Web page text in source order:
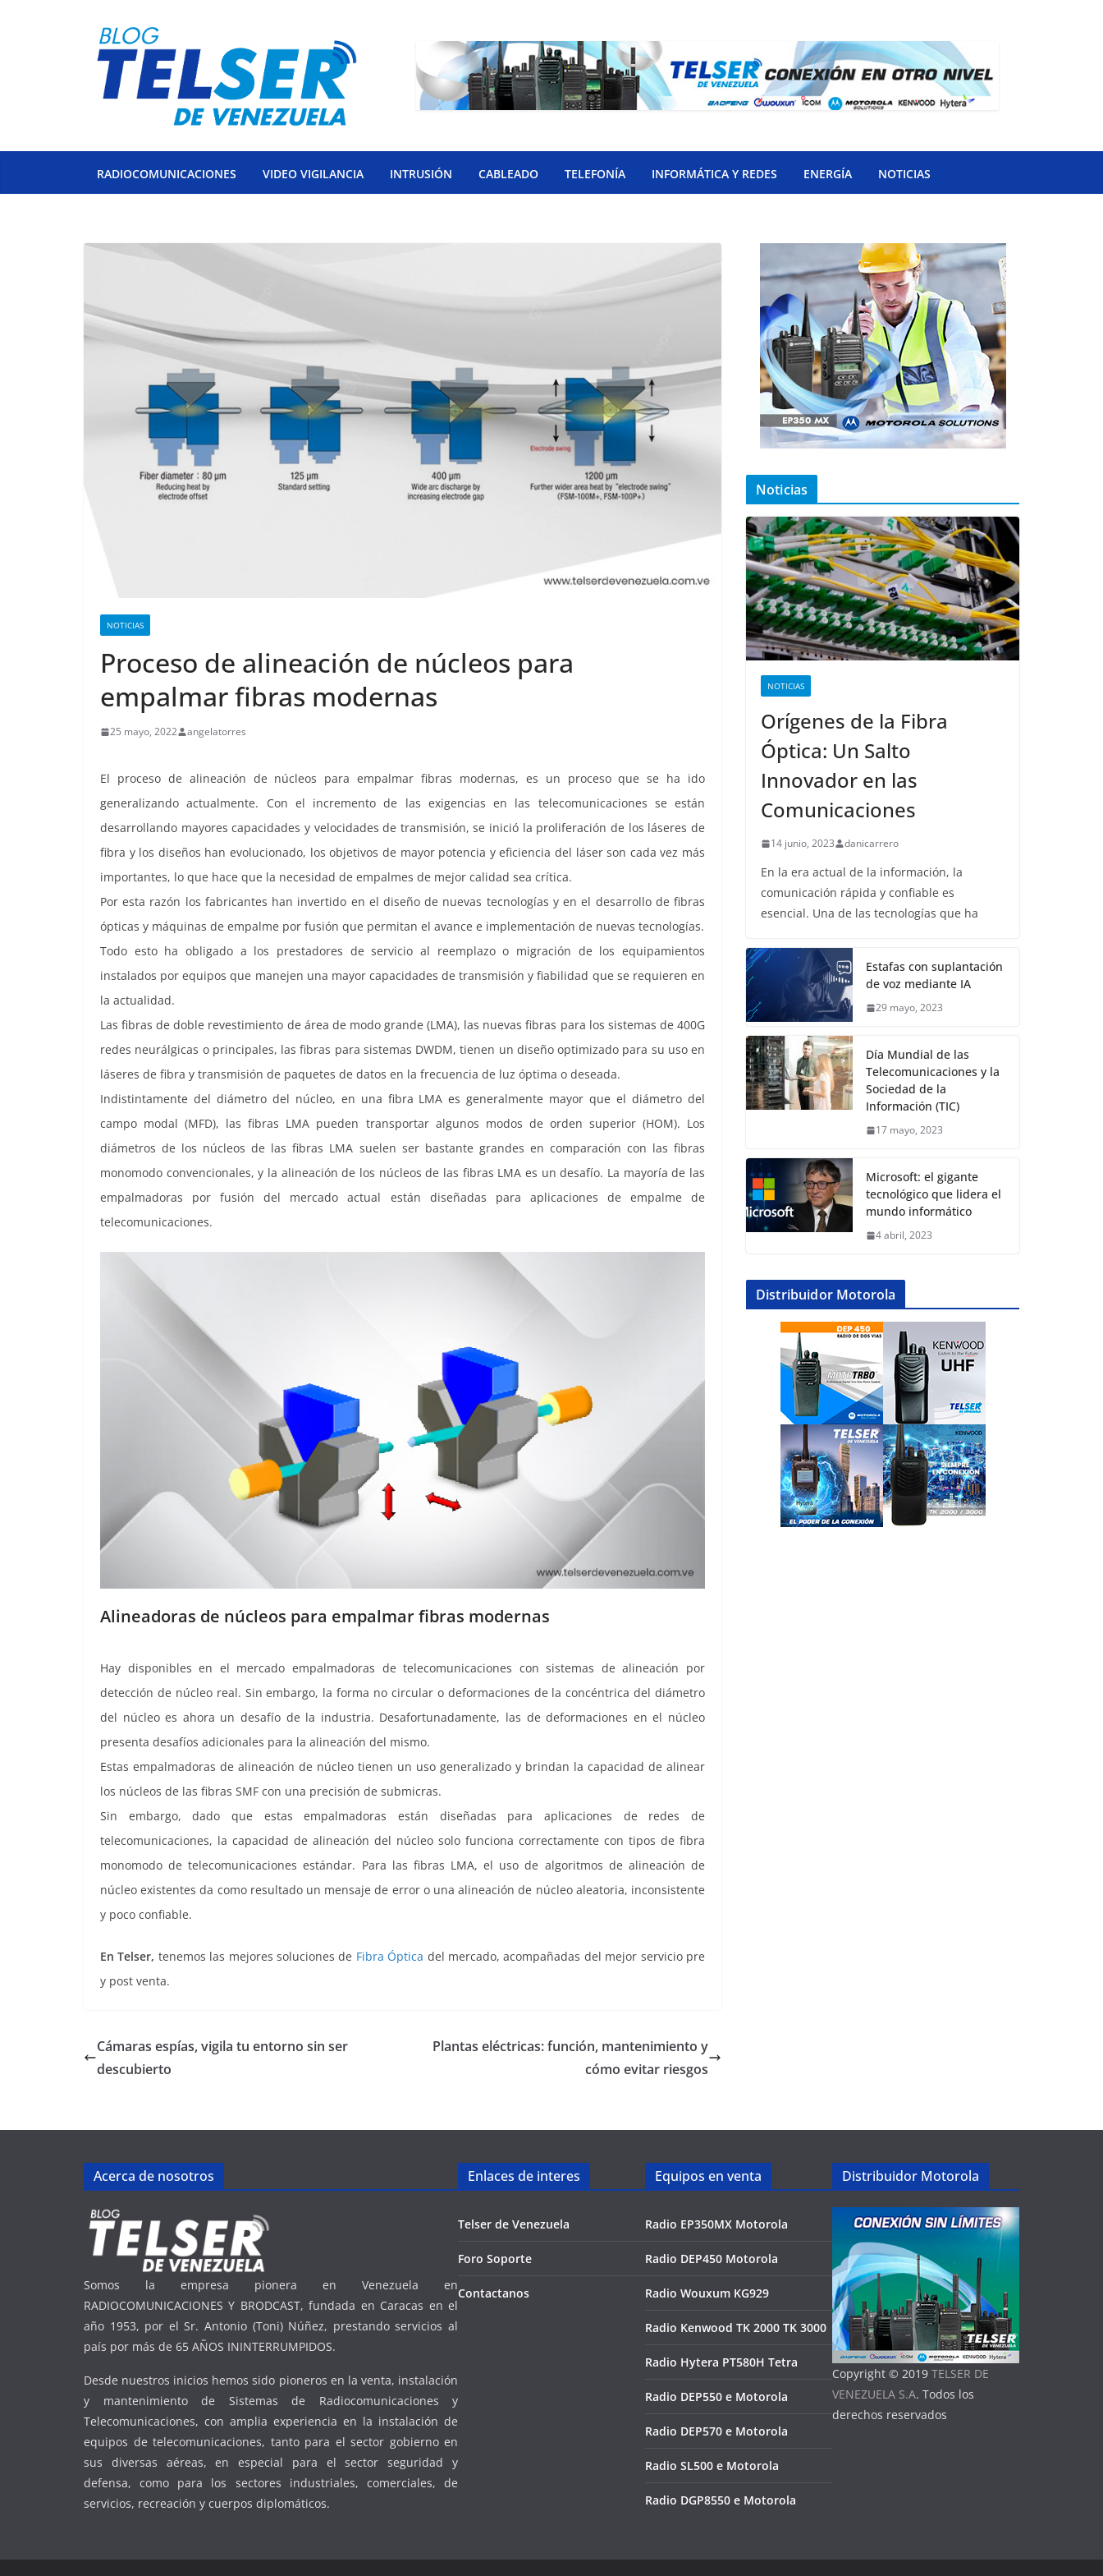
RADIOCOMUNICACIONES VIDEO VIGILANCIA INTRUSIÓN CABLEADO TELEFONÍA INFORMÁTICA Y REDES ENERGÍA NOTICIAS
NOTICIAS
Proceso de alineación de núcleos para
empalmar fibras modernas
25 mayo, 2022 angelatorres
El proceso de alineación de núcleos para empalmar fibras modernas, es un proceso que se ha ido
generalizando actualmente. Con el incremento de las exigencias en las telecomunicaciones se están
desarrollando mayores capacidades y velocidades de transmisión, se inició la proliferación de los láseres de
fibra y los diseños han evolucionado, los objetivos de mayor potencia y eficiencia del láser son cada vez más
importantes, lo que hace que la necesidad de empalmes de mejor calidad sea crítica.
Por esta razón los fabricantes han invertido en el diseño de nuevas tecnologías y en el desarrollo de fibras
ópticas y máquinas de empalme por fusión que permitan el avance e implementación de nuevas tecnologías.
Todo esto ha obligado a los prestadores de servicio al reemplazo o migración de los equipamientos
instalados por equipos que manejen una mayor capacidades de transmisión y fiabilidad que se requieren en
la actualidad.
Las fibras de doble revestimiento de área de modo grande (LMA), las nuevas fibras para los sistemas de 400G
redes neurálgicas o principales, las fibras para sistemas DWDM, tienen un diseño optimizado para su uso en
láseres de fibra y transmisión de paquetes de datos en la frecuencia de luz óptima o deseada.
Indistintamente del diámetro del núcleo, en una fibra LMA es generalmente mayor que el diámetro del
campo modal (MFD), las fibras LMA pueden transportar algunos modos de orden superior (HOM). Los
diámetros de los núcleos de las fibras LMA suelen ser bastante grandes en comparación con las fibras
monomodo convencionales, y la alineación de los núcleos de las fibras LMA es un desafío. La mayoría de las
empalmadoras por fusión del mercado actual están diseñadas para aplicaciones de empalme de
telecomunicaciones.
Alineadoras de núcleos para empalmar fibras modernas
Hay disponibles en el mercado empalmadoras de telecomunicaciones con sistemas de alineación por
detección de núcleo real. Sin embargo, la forma no circular o deformaciones de la concéntrica del diámetro
del núcleo es ahora un desafío de la industria. Desafortunadamente, las de deformaciones en el núcleo
presenta desafíos adicionales para la alineación del mismo.
Estas empalmadoras de alineación de núcleo tienen un uso generalizado y brindan la capacidad de alinear
los núcleos de las fibras SMF con una precisión de submicras.
Sin embargo, dado que estas empalmadoras están diseñadas para aplicaciones de redes de
telecomunicaciones, la capacidad de alineación del núcleo solo funciona correctamente con tipos de fibra
monomodo de telecomunicaciones estándar. Para las fibras LMA, el uso de algoritmos de alineación de
núcleo existentes da como resultado un mensaje de error o una alineación de núcleo aleatoria, inconsistente
y poco confiable.
En Telser, tenemos las mejores soluciones de Fibra Óptica del mercado, acompañadas del mejor servicio pre
y post venta.
Cámaras espías, vigila tu entorno sin ser
descubierto
Plantas eléctricas: función, mantenimiento y
cómo evitar riesgos
Noticias
NOTICIAS
Orígenes de la Fibra
Óptica: Un Salto
Innovador en las
Comunicaciones
14 junio, 2023 danicarrero
En la era actual de la información, la
comunicación rápida y confiable es
esencial. Una de las tecnologías que ha
Estafas con suplantación
de voz mediante IA
29 mayo, 2023
Día Mundial de las
Telecomunicaciones y la
Sociedad de la
Información (TIC)
17 mayo, 2023
Microsoft: el gigante
tecnológico que lidera el
mundo informático
4 abril, 2023
Distribuidor Motorola
Acerca de nosotros
Somos la empresa pionera en Venezuela en
RADIOCOMUNICACIONES Y BRODCAST, fundada en Caracas en el
año 1953, por el Sr. Antonio (Toni) Núñez, prestando servicios al
país por más de 65 AÑOS ININTERRUMPIDOS.
Desde nuestros inicios hemos sido pioneros en la venta, instalación
y mantenimiento de Sistemas de Radiocomunicaciones y
Telecomunicaciones, con amplia experiencia en la instalación de
equipos de telecomunicaciones, tanto para el sector gobierno en
sus diversas aéreas, en especial para el sector seguridad y
defensa, como para los sectores industriales, comerciales, de
servicios, recreación y cuerpos diplomáticos.
Enlaces de interes
Telser de Venezuela
Foro Soporte
Contactanos
Equipos en venta
Radio EP350MX Motorola
Radio DEP450 Motorola
Radio Wouxum KG929
Radio Kenwood TK 2000 TK 3000
Radio Hytera PT580H Tetra
Radio DEP550 e Motorola
Radio DEP570 e Motorola
Radio SL500 e Motorola
Radio DGP8550 e Motorola
Distribuidor Motorola
Copyright © 2019 TELSER DE
VENEZUELA S.A. Todos los
derechos reservados